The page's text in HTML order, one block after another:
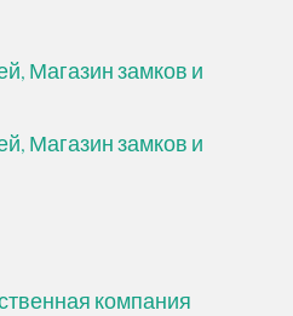
Магазин замков и
Магазин замков и
компания